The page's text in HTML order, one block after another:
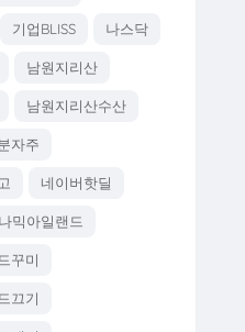
기업BLISS 나스닥
남원지리산
남원지리산수산
자주
네이버핫딜
믹아일랜드
꾸미
끄기